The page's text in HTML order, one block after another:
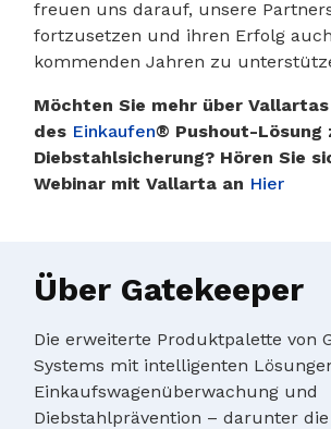
freuen uns darauf, unsere
fortzusetzen und ihren Erfolg
kommenden Jahren zu
Möchten Sie mehr über
des Einkaufen® Pushout-Lösung
Diebstahlsicherung? Hören Sie
Webinar mit Vallarta an Hier
Über Gatekeeper
Die erweiterte Produktpalette von
Systems mit intelligenten
Einkaufswagenüberwachung und
Diebstahlprävention – darunter die